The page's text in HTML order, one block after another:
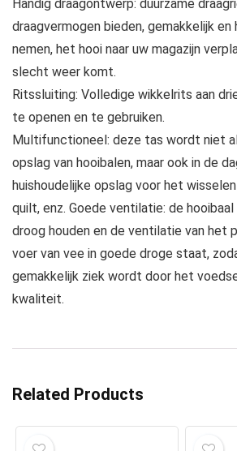
Handig draagontwerp: duurzame
draagvermogen bieden, gemakkelijk en
nemen, het hooi naar uw magazijn
slecht weer komt.
Ritssluiting: Volledige wikkelrits aan
te openen en te gebruiken.
Multifunctioneel: deze tas wordt niet
opslag van hooibalen, maar ook in de
huishoudelijke opslag voor het
quilt, enz. Goede ventilatie: de
droog houden en de ventilatie van het
voer van vee in goede droge staat,
gemakkelijk ziek wordt door het
kwaliteit.
Related Products